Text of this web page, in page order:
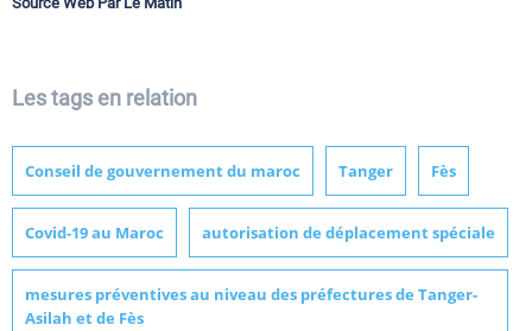
Les tags en relation
Conseil de gouvernement du maroc Tanger Fès
Covid-19 au Maroc autorisation de déplacement spéciale
mesures préventives au niveau des préfectures de Tanger-
Asilah et de Fès